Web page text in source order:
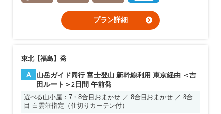
プラン詳細
東北【福島】発
A
山岳ガイド同行 富士登山 新幹線利用 東京経由 ＜吉
田ルート＞2日間 午前発
選べる山小屋：7・8合目おまかせ ／ 8合目おまかせ ／ 8合
目 白雲荘指定（仕切りカーテン付）